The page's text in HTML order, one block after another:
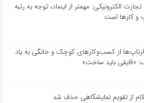
الکترونیکی: مهمتر از اینماد، توجه به رتبه
و کارها است
از کسب‌وکارهای کوچک و خانگی به یاد
«قایقی باید ساخت»
از تقویم نمایشگاهی حذف شد